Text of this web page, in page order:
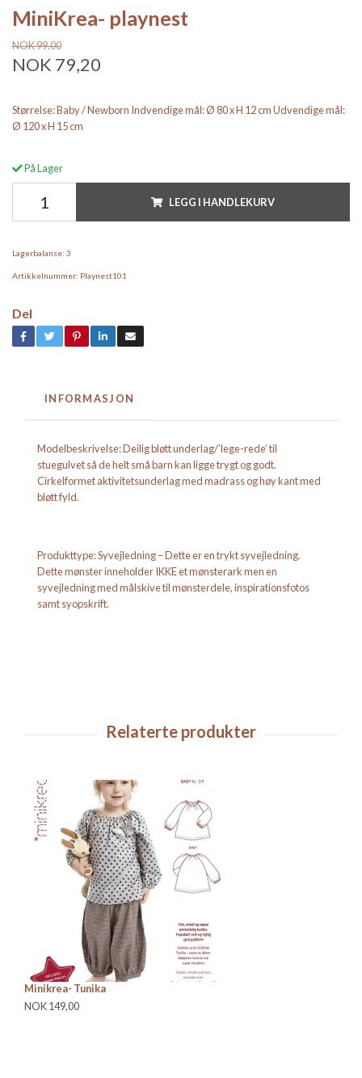
MiniKrea- playnest
NOK 99,00
NOK 79,20
Størrelse: Baby / Newborn Indvendige mål: Ø 80 x H 12 cm Udvendige mål:
Ø 120 x H 15 cm
På Lager
LEGG I HANDLEKURV
Lagerbalanse: 3
Artikkelnummer: Playnest101
Del
INFORMASJON
Modelbeskrivelse: Deilig bløtt underlag/’lege-rede’ til
stuegulvet så de helt små barn kan ligge trygt og godt.
Cirkelformet aktivitetsunderlag med madrass og høy kant med
bløtt fyld.
Produkttype: Syvejledning – Dette er en trykt syvejledning.
Dette mønster inneholder IKKE et mønsterark men en
syvejledning med målskive til mønsterdele, inspirationsfotos
samt syopskrift.
Minikrea- Tunika
NOK 149,00